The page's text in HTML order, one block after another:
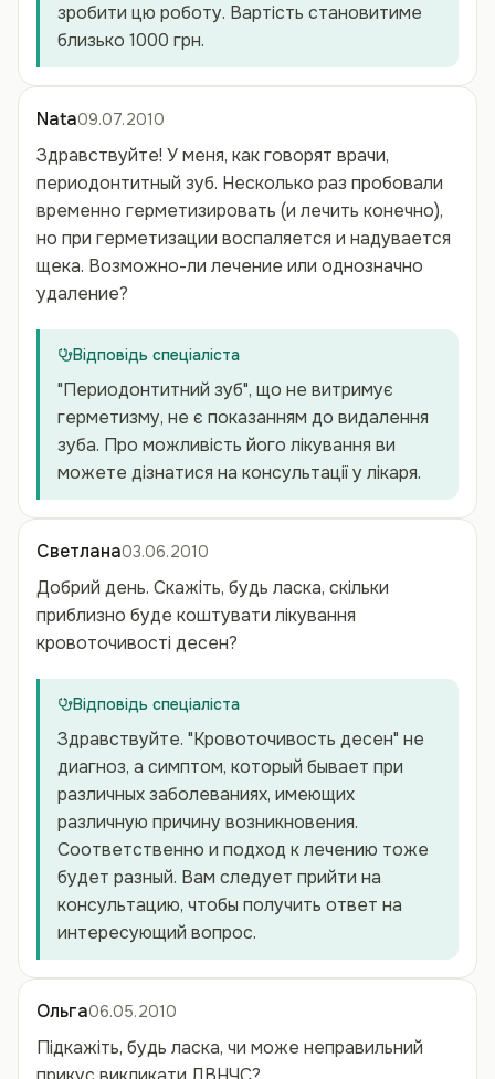
зробити цю роботу. Вартість становитиме
близько 1000 грн.
Nata09.07.2010
Здравствуйте! У меня, как говорят врачи,
периодонтитный зуб. Несколько раз пробовали
временно герметизировать (и лечить конечно),
но при герметизации воспаляется и надувается
щека. Возможно-ли лечение или однозначно
удаление?
Відповідь спеціаліста
"Периодонтитний зуб", що не витримує
герметизму, не є показанням до видалення
зуба. Про можливість його лікування ви
можете дізнатися на консультації у лікаря.
Светлана03.06.2010
Добрий день. Скажіть, будь ласка, скільки
приблизно буде коштувати лікування
кровоточивості десен?
Відповідь спеціаліста
Здравствуйте. "Кровоточивость десен" не
диагноз, а симптом, который бывает при
различных заболеваниях, имеющих
различную причину возникновения.
Соответственно и подход к лечению тоже
будет разный. Вам следует прийти на
консультацию, чтобы получить ответ на
интересующий вопрос.
Ольга06.05.2010
Підкажіть, будь ласка, чи може неправильний